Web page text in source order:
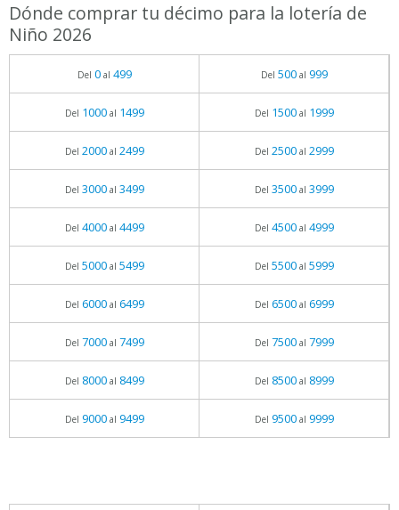
Dónde comprar tu décimo para la lotería de
Niño 2026
Del 0al 499 Del 500al 999
Del 1000al 1499 Del 1500al 1999
Del 2000al 2499 Del 2500al 2999
Del 3000al 3499 Del 3500al 3999
Del 4000al 4499 Del 4500al 4999
Del 5000al 5499 Del 5500al 5999
Del 6000al 6499 Del 6500al 6999
Del 7000al 7499 Del 7500al 7999
Del 8000al 8499 Del 8500al 8999
Del 9000al 9499 Del 9500al 9999